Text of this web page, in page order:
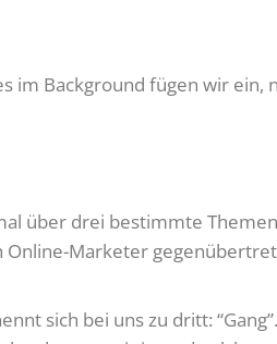
im Background fügen wir ein,
über drei bestimmte
Marketer
sich bei uns zu dritt: